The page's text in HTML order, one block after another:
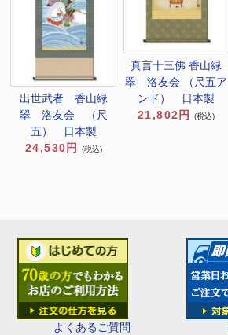
よくあるご質問
出世武者 香山緑
翠 洛友会 （尺
五） 日本製
24,530円
(税込)
真言十三佛 香山緑
翠 洛友会 （尺五ア
ンド） 日本製
21,802円
(税込)